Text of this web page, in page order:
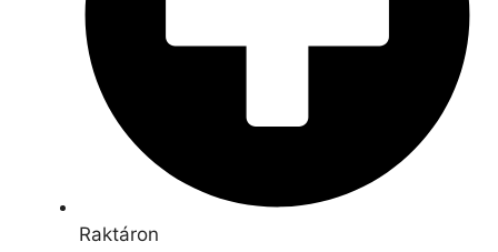
Raktáron